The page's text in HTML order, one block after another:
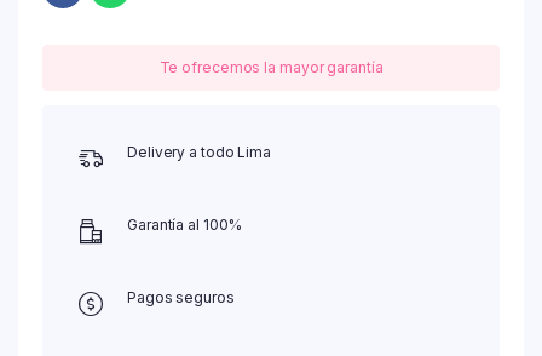
Te ofrecemos la mayor garantía
Delivery a todo Lima
Garantía al 100%
Pagos seguros